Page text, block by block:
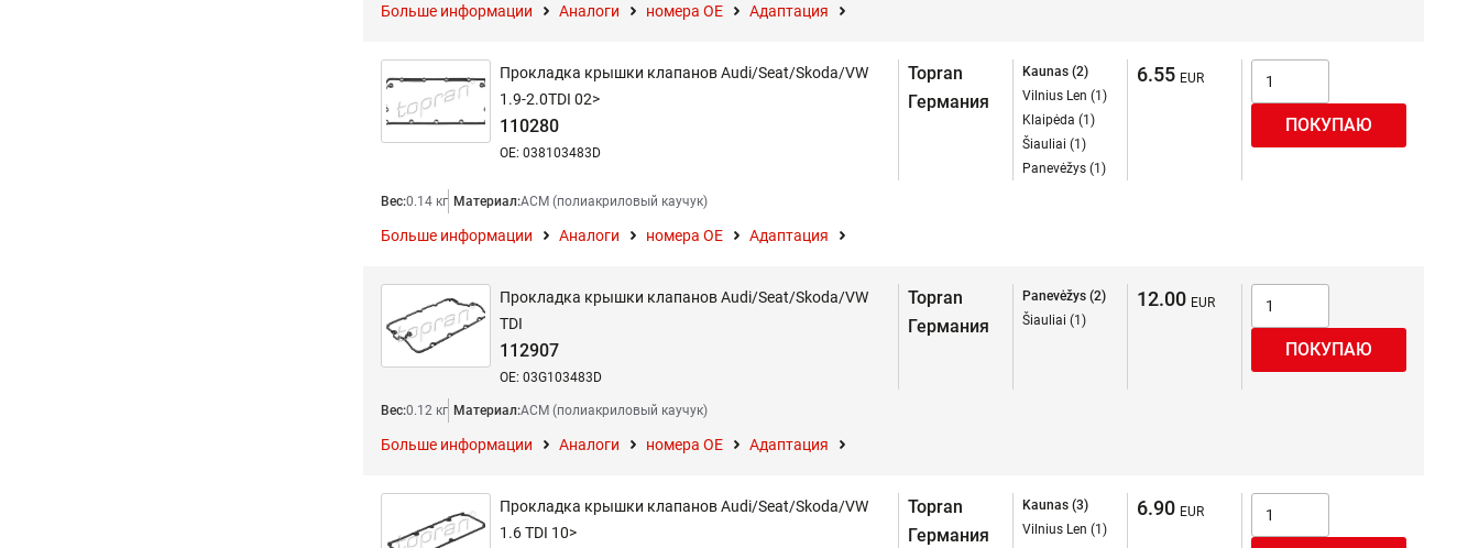
Больше информации Аналоги номера ОЕ Адаптация
Прокладка крышки клапанов Audi/Seat/Skoda/VW
1.9-2.0TDI 02>
110280
OE: 038103483D
Topran
Германия
Kaunas (2)
Vilnius Len (1)
Klaipėda (1)
Šiauliai (1)
Panevėžys (1)
6.55
Вес:0.14 кг Материал:АСМ (полиакриловый каучук)
Больше информации Аналоги номера ОЕ Адаптация
Прокладка крышки клапанов Audi/Seat/Skoda/VW
TDI
112907
OE: 03G103483D
Topran
Германия
Panevėžys (2)
Šiauliai (1)
12.00
Вес:0.12 кг Материал:АСМ (полиакриловый каучук)
Больше информации Аналоги номера ОЕ Адаптация
Прокладка крышки клапанов Audi/Seat/Skoda/VW
1.6 TDI 10>
Topran
Германия
Kaunas (3)
Vilnius Len (1)
6.90